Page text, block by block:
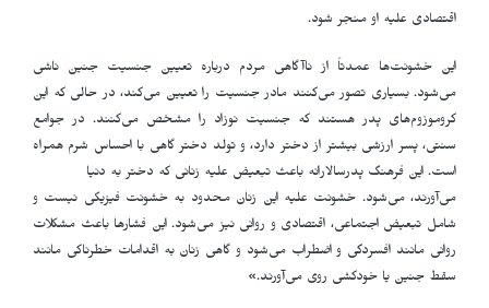
اقتصادی علیه او منجر شود.
این خشونت‌ها عمدتاً از ناآگاهی مردم درباره تعیین جنسیت جنین ناشی
می‌شود. بسیاری تصور می‌کنند مادر جنسیت را تعیین می‌کند، در حالی که این
کروموزوم‌های پدر هستند که جنسیت نوزاد را مشخص می‌کنند. در جوامع
سنتی، پسر ارزشی بیشتر از دختر دارد، و تولد دختر گاهی با احساس شرم همراه
است. این فرهنگ پدرسالارانه باعث تبعیض علیه زنانی که دختر به دنیا
می‌آورند، می‌شود. خشونت علیه این زنان محدود به خشونت فیزیکی نیست و
شامل تبعیض اجتماعی، اقتصادی و روانی نیز می‌شود. این فشارها باعث مشکلات
روانی مانند افسردگی و اضطراب می‌شود و گاهی زنان به اقدامات خطرناکی مانند
سقط جنین یا خودکشی روی می‌آورند.»